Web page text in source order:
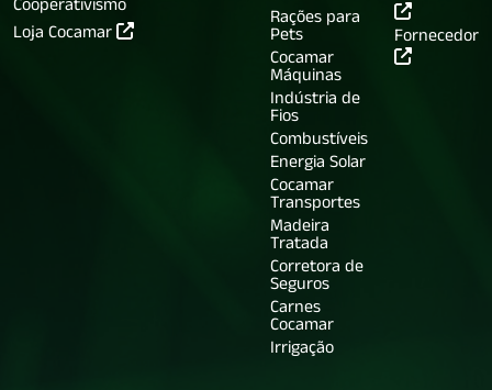
Cooperativismo
Loja Cocamar
Rações para
Pets
Cocamar
Máquinas
Indústria de
Fios
Combustíveis
Energia Solar
Cocamar
Transportes
Madeira
Tratada
Corretora de
Seguros
Carnes
Cocamar
Irrigação
Fornecedor